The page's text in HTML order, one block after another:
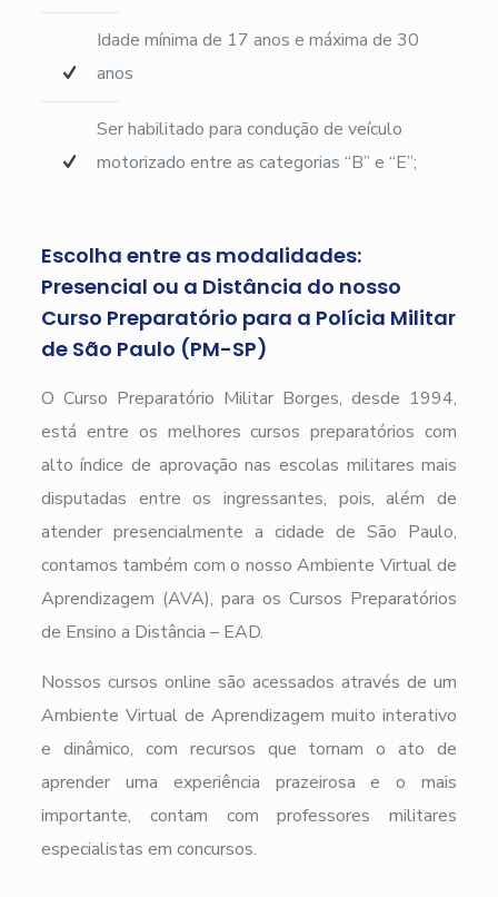
Idade mínima de 17 anos e máxima de 30
anos
Ser habilitado para condução de veículo
motorizado entre as categorias “B” e “E”;
Escolha entre as modalidades:
Presencial ou a Distância do nosso
Curso Preparatório para a Polícia Militar
de São Paulo (PM-SP)
O Curso Preparatório Militar Borges, desde 1994,
está entre os melhores cursos preparatórios com
alto índice de aprovação nas escolas militares mais
disputadas entre os ingressantes, pois, além de
atender presencialmente a cidade de São Paulo,
contamos também com o nosso Ambiente Virtual de
Aprendizagem (AVA), para os Cursos Preparatórios
de Ensino a Distância – EAD.
Nossos cursos online são acessados através de um
Ambiente Virtual de Aprendizagem muito interativo
e dinâmico, com recursos que tornam o ato de
aprender uma experiência prazeirosa e o mais
importante, contam com professores militares
especialistas em concursos.